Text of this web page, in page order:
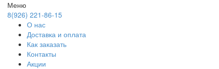
Меню
8(926) 221-86-15
О нас
Доставка и оплата
Как заказать
Контакты
Акции